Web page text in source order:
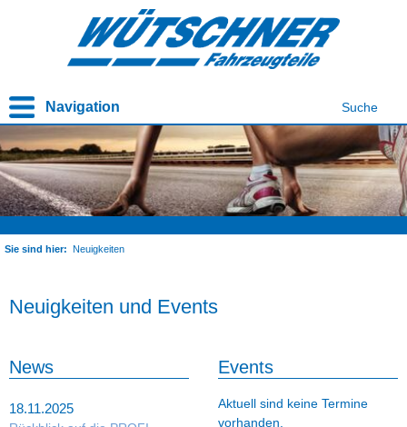
Suche
Navigation
Sie sind hier: Neuigkeiten
Neuigkeiten und Events
News
18.11.2025
Events
Aktuell sind keine Termine
vorhanden.